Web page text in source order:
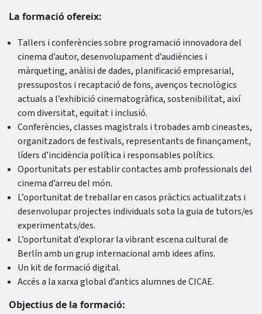
La formació ofereix:
Tallers i conferències sobre programació innovadora del
cinema d’autor, desenvolupament d’audiències i
màrqueting, anàlisi de dades, planificació empresarial,
pressupostos i recaptació de fons, avenços tecnològics
actuals a l’exhibició cinematogràfica, sostenibilitat, així
com diversitat, equitat i inclusió.
Conferències, classes magistrals i trobades amb cineastes,
organitzadors de festivals, representants de finançament,
líders d’incidència política i responsables polítics.
Oportunitats per establir contactes amb professionals del
cinema d’arreu del món.
L’oportunitat de treballar en casos pràctics actualitzats i
desenvolupar projectes individuals sota la guia de tutors/es
experimentats/des.
L’oportunitat d’explorar la vibrant escena cultural de
Berlín amb un grup internacional amb idees afins.
Un kit de formació digital.
Accés a la xarxa global d’antics alumnes de CICAE.
Objectius de la formació: